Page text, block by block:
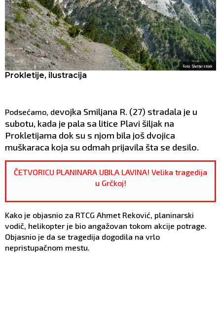
Foto: Shutterstock
Prokletije, ilustracija
Podsećamo, devojka Smiljana R. (27) stradala je u
subotu, kada je pala sa litice Plavi šiljak na
Prokletijama dok su s njom bila još dvojica
muškaraca koja su odmah prijavila šta se desilo.
ČETVORICU PLANINARA UBILA LAVINA! Velika tragedija
u Grčkoj!
Kako je objasnio za RTCG Ahmet Reković, planinarski
vodič, helikopter je bio angažovan tokom akcije potrage.
Objasnio je da se tragedija dogodila na vrlo
nepristupačnom mestu.